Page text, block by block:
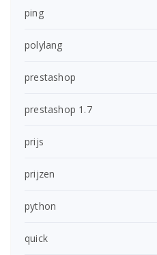
ping
polylang
prestashop
prestashop 1.7
prijs
prijzen
python
quick